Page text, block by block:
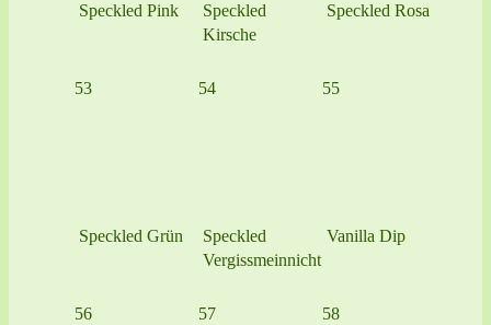
Speckled Pink
Speckled
Kirsche
Speckled Rosa
53
Speckled Grün
54
Speckled
Vergissmeinnicht
55
Vanilla Dip
56 57 58